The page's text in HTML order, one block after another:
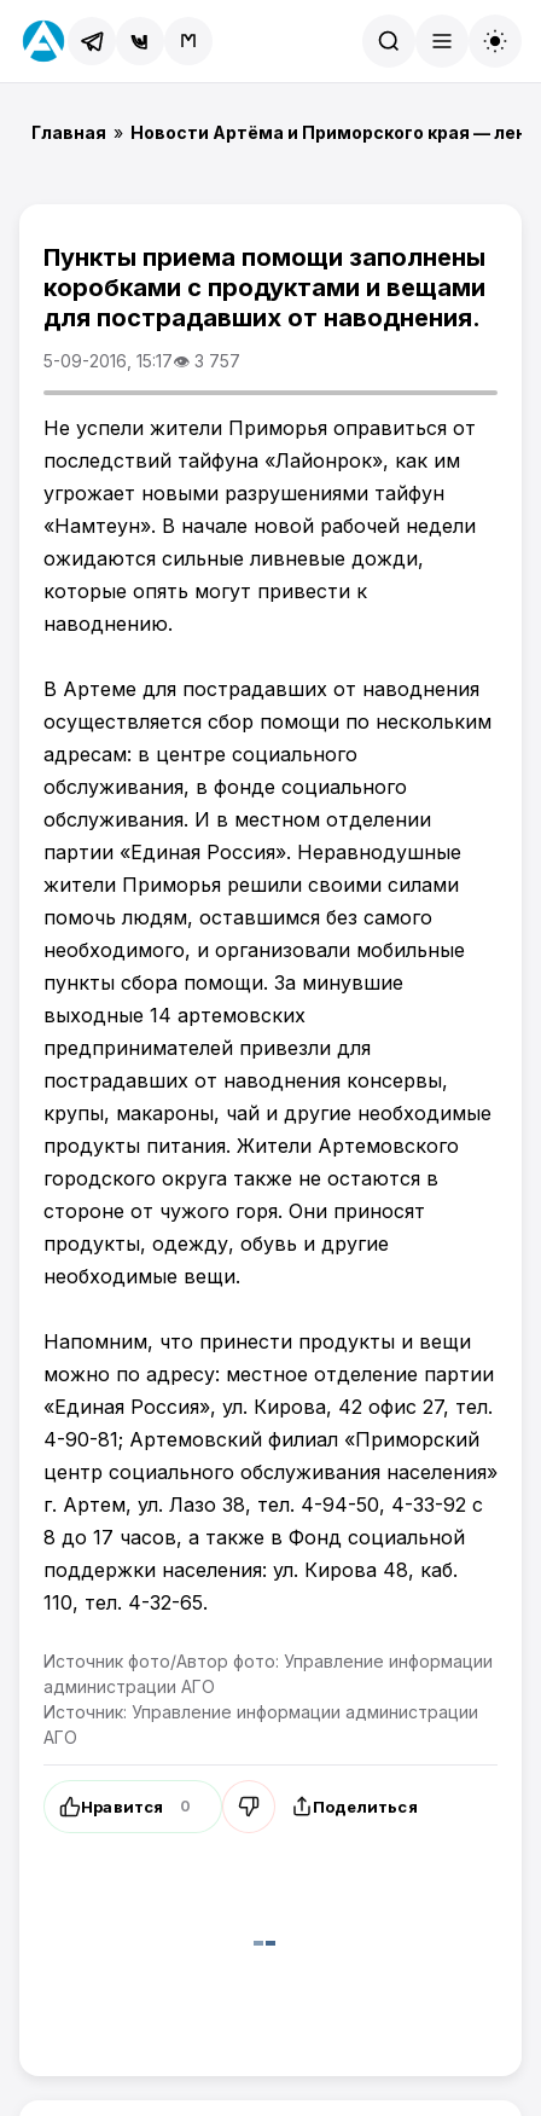
Главная » Новости Артёма и Приморского края —
Пункты приема помощи заполнены
коробками с продуктами и вещами
для пострадавших от наводнения.
5-09-2016, 15:17👁 3 757
Не успели жители Приморья оправиться от
последствий тайфуна «Лайонрок», как им
угрожает новыми разрушениями тайфун
«Намтеун». В начале новой рабочей недели
ожидаются сильные ливневые дожди,
которые опять могут привести к
наводнению.
В Артеме для пострадавших от наводнения
осуществляется сбор помощи по нескольким
адресам: в центре социального
обслуживания, в фонде социального
обслуживания. И в местном отделении
партии «Единая Россия». Неравнодушные
жители Приморья решили своими силами
помочь людям, оставшимся без самого
необходимого, и организовали мобильные
пункты сбора помощи. За минувшие
выходные 14 артемовских
предпринимателей привезли для
пострадавших от наводнения консервы,
крупы, макароны, чай и другие необходимые
продукты питания. Жители Артемовского
городского округа также не остаются в
стороне от чужого горя. Они приносят
продукты, одежду, обувь и другие
необходимые вещи.
Напомним, что принести продукты и вещи
можно по адресу: местное отделение партии
«Единая Россия», ул. Кирова, 42 офис 27, тел.
4-90-81; Артемовский филиал «Приморский
центр социального обслуживания населения»
г. Артем, ул. Лазо 38, тел. 4-94-50, 4-33-92 с
8 до 17 часов, а также в Фонд социальной
поддержки населения: ул. Кирова 48, каб.
110, тел. 4-32-65.
Источник фото/Автор фото: Управление информации
администрации АГО
Источник: Управление информации администрации
АГО
Нравится 0 Поделиться